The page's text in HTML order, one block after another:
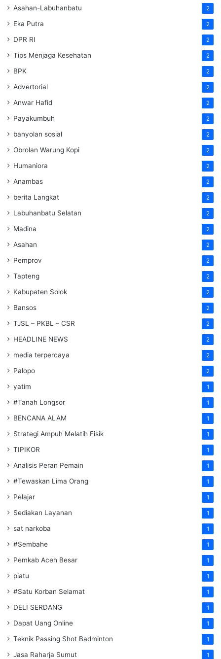
Asahan-Labuhanbatu 2
Eka Putra 2
DPR RI 2
Tips Menjaga Kesehatan 2
BPK 2
Advertorial 2
Anwar Hafid 2
Payakumbuh 2
banyolan sosial 2
Obrolan Warung Kopi 2
Humaniora 2
Anambas 2
berita Langkat 2
Labuhanbatu Selatan 2
Madina 2
Asahan 2
Pemprov 2
Tapteng 2
Kabupaten Solok 2
Bansos 2
TJSL – PKBL – CSR 2
HEADLINE NEWS 2
media terpercaya 2
Palopo 2
yatim 1
#Tanah Longsor 1
BENCANA ALAM 1
Strategi Ampuh Melatih Fisik 1
TIPIKOR 1
Analisis Peran Pemain 1
#Tewaskan Lima Orang 1
Pelajar 1
Sediakan Layanan 1
sat narkoba 1
#Sembahe 1
Pemkab Aceh Besar 1
piatu 1
#Satu Korban Selamat 1
DELI SERDANG 1
Dapat Uang Online 1
Teknik Passing Shot Badminton 1
Jasa Raharja Sumut 1